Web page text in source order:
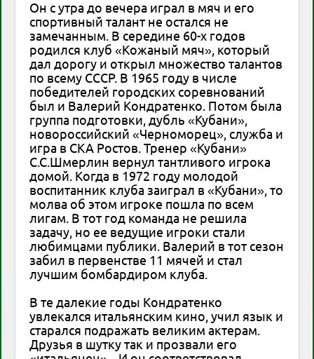
Он с утра до вечера играл в мяч и его
спортивный талант не остался не
замечанным. В середине 60-х годов
родился клуб «Кожаный мяч», который
дал дорогу и открыл множество талантов
по всему СССР. В 1965 году в числе
победителей городских соревнований
был и Валерий Кондратенко. Потом была
группа подготовки, дубль «Кубани»,
новороссийский «Черноморец», служба и
игра в СКА Ростов. Тренер «Кубани»
С.С.Шмерлин вернул тантливого игрока
домой. Когда в 1972 году молодой
воспитанник клуба заиграл в «Кубани», то
молва об этом игроке пошла по всем
лигам. В тот год команда не решила
задачу, но ее ведущие игроки стали
любимцами публики. Валерий в тот сезон
забил в первенстве 11 мячей и стал
лучшим бомбардиром клуба.
В те далекие годы Кондратенко
увлекался итальянским кино, учил язык и
старался подражать великим актерам.
Друзья в шутку так и прозвали его